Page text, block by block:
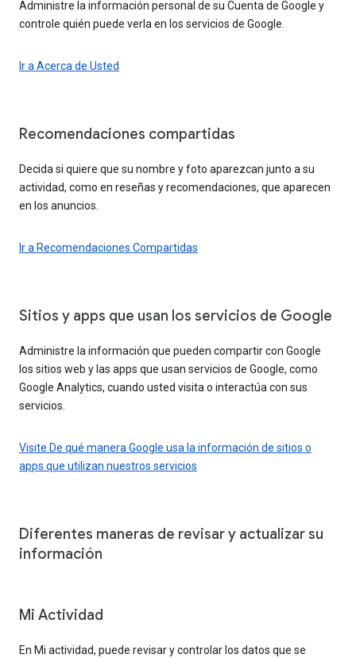
Administre la información personal de su Cuenta de Google y
controle quién puede verla en los servicios de Google.
Ir a Acerca de Usted
Recomendaciones compartidas
Decida si quiere que su nombre y foto aparezcan junto a su
actividad, como en reseñas y recomendaciones, que aparecen
en los anuncios.
Ir a Recomendaciones Compartidas
Sitios y apps que usan los servicios de Google
Administre la información que pueden compartir con Google
los sitios web y las apps que usan servicios de Google, como
Google Analytics, cuando usted visita o interactúa con sus
servicios.
Visite De qué manera Google usa la información de sitios o
apps que utilizan nuestros servicios
Diferentes maneras de revisar y actualizar su
información
Mi Actividad
En Mi actividad, puede revisar y controlar los datos que se